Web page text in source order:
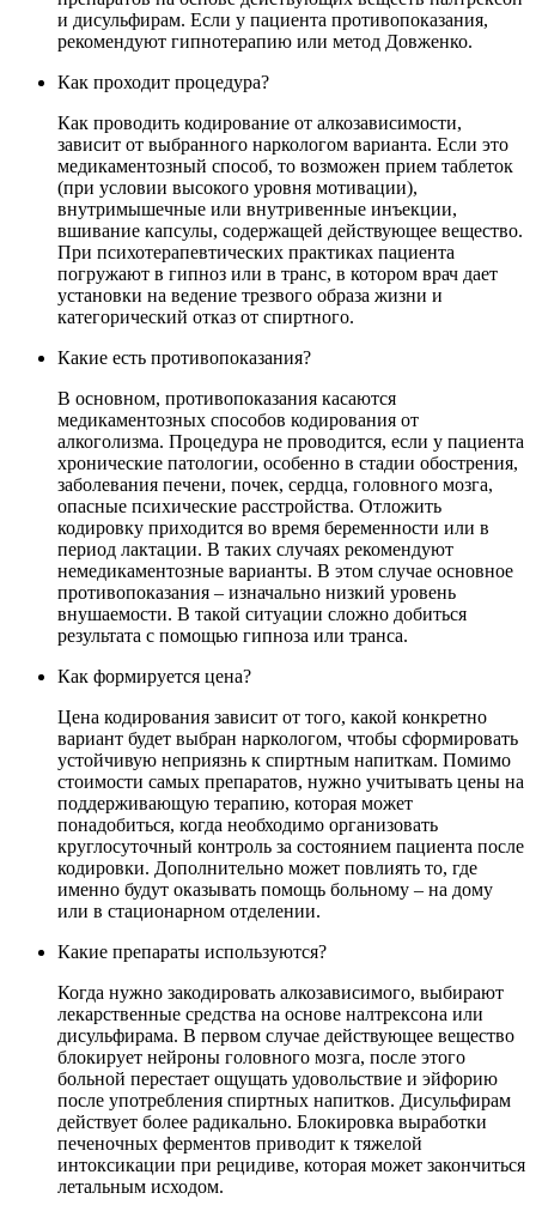
и дисульфирам. Если у пациента противопоказания,
рекомендуют гипнотерапию или метод Довженко.
Как проходит процедура?
Как проводить кодирование от алкозависимости,
зависит от выбранного наркологом варианта. Если это
медикаментозный способ, то возможен прием таблеток
(при условии высокого уровня мотивации),
внутримышечные или внутривенные инъекции,
вшивание капсулы, содержащей действующее вещество.
При психотерапевтических практиках пациента
погружают в гипноз или в транс, в котором врач дает
установки на ведение трезвого образа жизни и
категорический отказ от спиртного.
Какие есть противопоказания?
В основном, противопоказания касаются
медикаментозных способов кодирования от
алкоголизма. Процедура не проводится, если у пациента
хронические патологии, особенно в стадии обострения,
заболевания печени, почек, сердца, головного мозга,
опасные психические расстройства. Отложить
кодировку приходится во время беременности или в
период лактации. В таких случаях рекомендуют
немедикаментозные варианты. В этом случае основное
противопоказания – изначально низкий уровень
внушаемости. В такой ситуации сложно добиться
результата с помощью гипноза или транса.
Как формируется цена?
Цена кодирования зависит от того, какой конкретно
вариант будет выбран наркологом, чтобы сформировать
устойчивую неприязнь к спиртным напиткам. Помимо
стоимости самых препаратов, нужно учитывать цены на
поддерживающую терапию, которая может
понадобиться, когда необходимо организовать
круглосуточный контроль за состоянием пациента после
кодировки. Дополнительно может повлиять то, где
именно будут оказывать помощь больному – на дому
или в стационарном отделении.
Какие препараты используются?
Когда нужно закодировать алкозависимого, выбирают
лекарственные средства на основе налтрексона или
дисульфирама. В первом случае действующее вещество
блокирует нейроны головного мозга, после этого
больной перестает ощущать удовольствие и эйфорию
после употребления спиртных напитков. Дисульфирам
действует более радикально. Блокировка выработки
печеночных ферментов приводит к тяжелой
интоксикации при рецидиве, которая может закончиться
летальным исходом.